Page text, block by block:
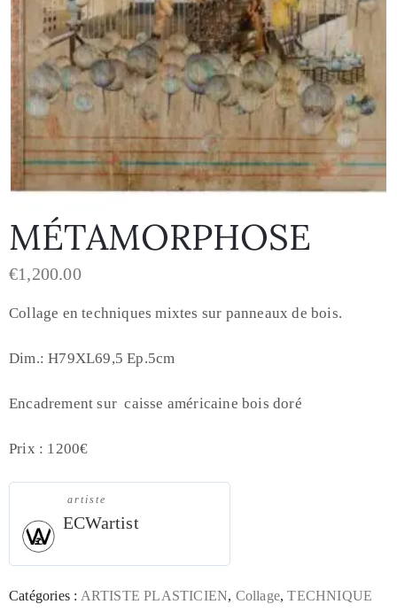
MÉTAMORPHOSE
€1,200.00
Collage en techniques mixtes sur panneaux de bois.
Dim.: H79XL69,5 Ep.5cm
Encadrement sur caisse américaine bois doré
Prix : 1200€
artiste
ECWartist
Catégories : ARTISTE PLASTICIEN, Collage,TECHNIQUE